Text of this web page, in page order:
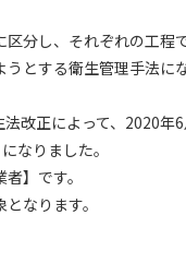
分し、それぞれの工程
とする衛生管理手法に
改正によって、2020年6
なりました。
】です。
なります。